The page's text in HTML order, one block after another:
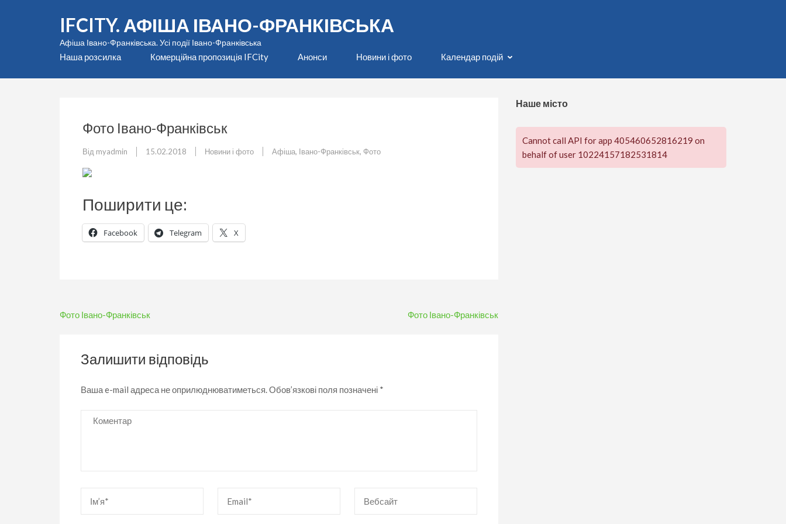
IFCITY. АФІША ІВАНО-ФРАНКІВСЬКА
Афіша Івано-Франківська. Усі події Івано-Франківська
Наша розсилка Комерційна пропозиція IFCity Анонси Новини і фото Календар подій
Фото Івано-Франківськ
Від myadmin 15.02.2018 Новини і фото Афіша, Івано-Франківськ, Фото
Поширити це:
Facebook Telegram X
Навігація
Фото Івано-Франківськ Фото Івано-Франківськ
Залишити відповідь
Ваша e-mail адреса не оприлюднюватиметься.Обов’язкові поля позначені *
Коментар
Наше місто
Cannot call API for app 405460652816219 on
behalf of user 10224157182531814